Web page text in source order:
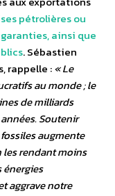
pétrolières ou
ainsi que
. Sébastien
rappelle :« Le
au monde ; le
de milliards
Soutenir
augmente
rendant moins
énergies
aggrave notre